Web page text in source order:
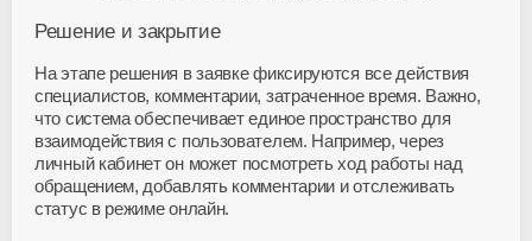
Решение и закрытие
На этапе решения в заявке фиксируются все действия
специалистов, комментарии, затраченное время. Важно,
что система обеспечивает единое пространство для
взаимодействия с пользователем. Например, через
личный кабинет он может посмотреть ход работы над
обращением, добавлять комментарии и отслеживать
статус в режиме онлайн.